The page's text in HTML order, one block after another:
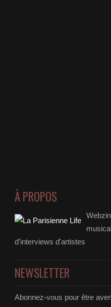
À PROPOS
d'interviews d'artistes
NEWSLETTER
Abonnez-vous pour être